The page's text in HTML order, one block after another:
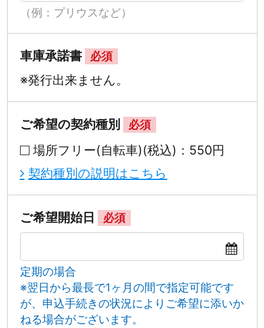
（例：プリウスなど）
車庫承諾書 必須
※発行出来ません。
ご希望の契約種別 必須
場所フリー(自転車)(税込)：550円
契約種別の説明はこちら
ご希望開始日 必須
定期の場合
※翌日から最長で1ヶ月の間で指定可能です
が、申込手続きの状況によりご希望に添いか
ねる場合がございます。